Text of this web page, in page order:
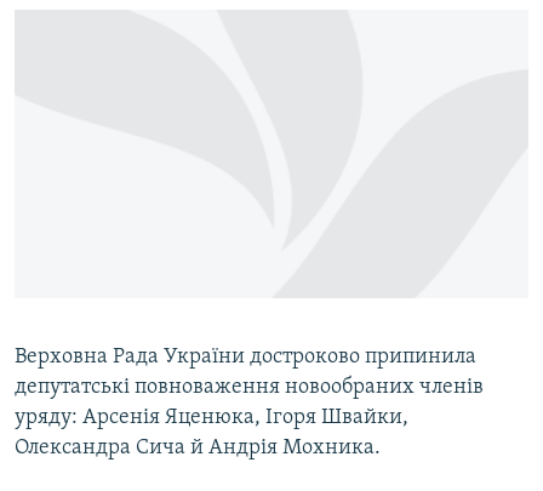
Перейти
ДОЛУЧАЙСЯ!
Верховна Рада України достроково припинила
депутатські повноваження новообраних членів
уряду: Арсенія Яценюка, Ігоря Швайки,
Олександра Сича й Андрія Мохника.